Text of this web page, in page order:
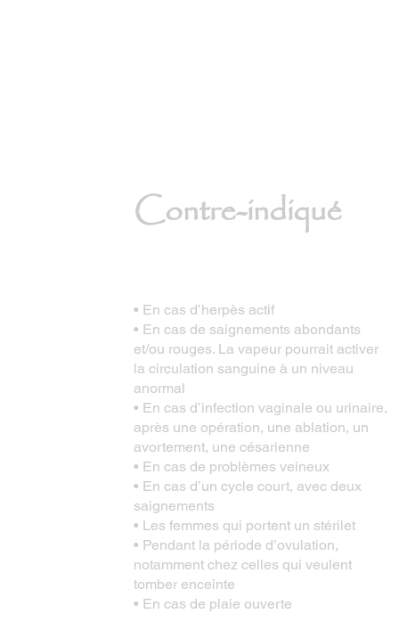
Contre-indiqué
• En cas d’herpès actif
• En cas de saignements abondants
et/ou rouges. La vapeur pourrait activer
la circulation sanguine à un niveau
anormal
• En cas d’infection vaginale ou urinaire,
après une opération, une ablation, un
avortement, une césarienne
• En cas de problèmes veineux
• En cas d’un cycle court, avec deux
saignements
• Les femmes qui portent un stérilet
• Pendant la période d’ovulation,
notamment chez celles qui veulent
tomber enceinte
• En cas de plaie ouverte